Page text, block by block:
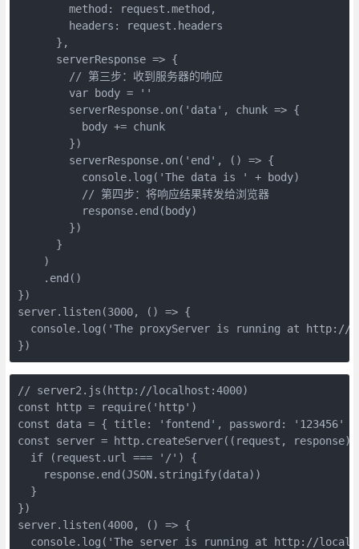
        method: request.method,
        headers: request.headers
      },
      serverResponse => {
        // 第三步：收到服务器的响应
        var body = ''
        serverResponse.on('data', chunk => {
          body += chunk
        })
        serverResponse.on('end', () => {
          console.log('The data is ' + body)
          // 第四步：将响应结果转发给浏览器
          response.end(body)
        })
      }
    )
    .end()
})
server.listen(3000, () => {
console.log('The proxyServer is running at http://
// server2.js(http://localhost:4000)
const http = require('http')
const data = { title: 'fontend', password: '123456' }
const server = http.createServer((request, response)
  if (request.url === '/') {
    response.end(JSON.stringify(data))
  }
})
server.listen(4000, () => {
console.log('The server is running at http://